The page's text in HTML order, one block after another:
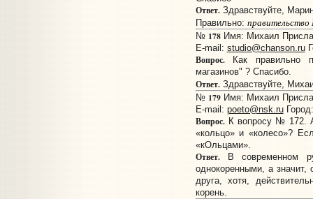
Ответ.Здравствуйте,
Правильно:
№ 178Имя: Михаил
E-mail: studio@chanson.ru
Вопрос.Как правильно
магазинов" ? Спасибо.
Ответ.Здравствуйте,
№ 179Имя: Михаил
E-mail: poeto@nsk.ru
Вопрос.К вопросу № 172.
«кольцо» и «колесо»?
«кОльцами».
Ответ.В современном
однокоренными, а значит,
друга, хотя,
корень.